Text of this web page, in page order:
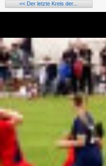
<< Der letzte Kreis der...